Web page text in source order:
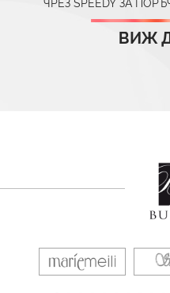
ЧРЕЗ SPEEDY ЗА
ВИЖ